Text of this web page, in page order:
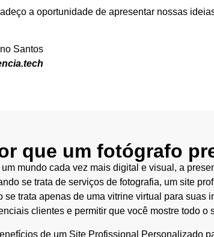
a oportunidade de apresentar nossas
Santos
que um fotógrafo
um mundo cada vez mais digital e visual, a
se trata de serviços de fotografia, um site
se trata apenas de uma vitrine virtual para suas
clientes e permitir que você mostre todo o
de um Site Profissional Personalizado